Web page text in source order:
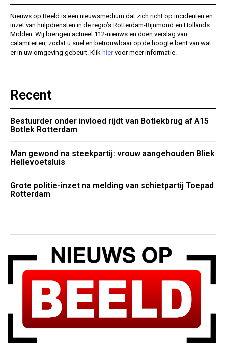
Nieuws op Beeld is een nieuwsmedium dat zich richt op incidenten en
inzet van hulpdiensten in de regio’s Rotterdam-Rijnmond en Hollands
Midden. Wij brengen actueel 112-nieuws en doen verslag van
calamiteiten, zodat u snel en betrouwbaar op de hoogte bent van wat
er in uw omgeving gebeurt. Klik hiervoor meer informatie.
Recent
Bestuurder onder invloed rijdt van Botlekbrug af A15
Botlek Rotterdam
Man gewond na steekpartij: vrouw aangehouden Bliek
Hellevoetsluis
Grote politie-inzet na melding van schietpartij Toepad
Rotterdam